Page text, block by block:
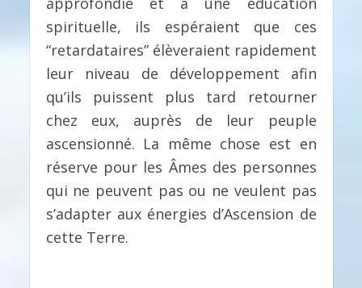
spirituelle, ils espéraient que ces
“retardataires” élèveraient rapidement
leur niveau de développement afin
qu’ils puissent plus tard retourner
chez eux, auprès de leur peuple
ascensionné. La même chose est en
réserve pour les Âmes des personnes
qui ne peuvent pas ou ne veulent pas
s’adapter aux énergies d’Ascension de
cette Terre.